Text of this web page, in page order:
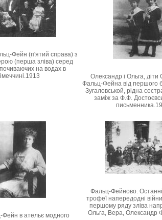
Фейн (п'ятий справа) з
(перша зліва) серед
на водах в
Олександр і Ольга,
Фальц-Фейна від першого
Зугаловськой, рідна
заміж за Ф.Ф.
в ательє модного
Фальц-Фейново. Останні
трофеї напередодні
першому ряду зліва
Ольга, Вера, Олександр